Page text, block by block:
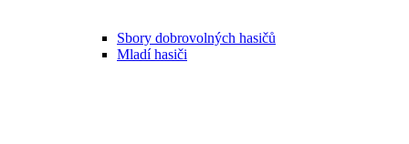
Sbory dobrovolných hasičů
Mladí hasiči